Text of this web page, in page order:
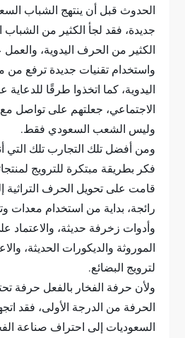
الحدوث قبل أن ينتهج الشباب
جديدة، فقد لجأ الكثير من الشباب
الكثير من الحرف اليدوية،
واستخدام تقنيات جديدة ترفع من
اليدوية، كما اتخذوا طرقًا
الاجتماعي، جعلتهم على تواصل
وليس الشعب السعودي فقط.
ومن أفضل تلك التجارب تلك
فكر بطريقة مبتكرة للترويج
قامت على تحويل الحرف التراثية
رائجة، بداية من استخدام معدات
وأدوات زخرفة حديثة، والاعتماد
الموروثة والديكورات الحديثة،
لترويج البضائع.
ولأن حرفة الفخار بالفعل حرفة
الحرفة من الدرجة الأولى، فقد
السعوديات إلى احتراف صناعة